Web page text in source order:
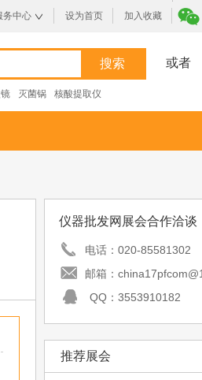
务中心 设为首页 加入收藏
灭菌锅 核酸提取仪
或者
仪器批发网展会合作洽谈
电话： 020-85581302
邮箱：
QQ： 3553910182
推荐展会